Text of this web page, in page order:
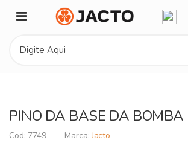
PINO DA BASE DA
7749 Jacto